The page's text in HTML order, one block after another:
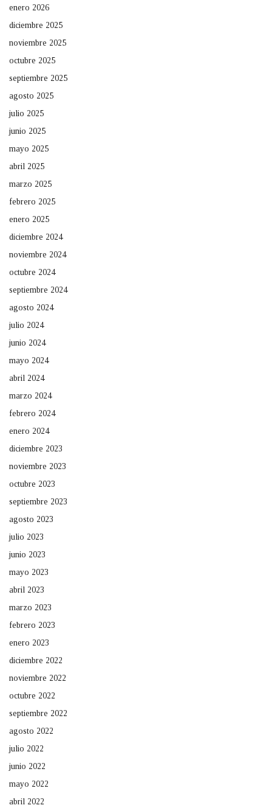
enero 2026
diciembre 2025
noviembre 2025
octubre 2025
septiembre 2025
agosto 2025
julio 2025
junio 2025
mayo 2025
abril 2025
marzo 2025
febrero 2025
enero 2025
diciembre 2024
noviembre 2024
octubre 2024
septiembre 2024
agosto 2024
julio 2024
junio 2024
mayo 2024
abril 2024
marzo 2024
febrero 2024
enero 2024
diciembre 2023
noviembre 2023
octubre 2023
septiembre 2023
agosto 2023
julio 2023
junio 2023
mayo 2023
abril 2023
marzo 2023
febrero 2023
enero 2023
diciembre 2022
noviembre 2022
octubre 2022
septiembre 2022
agosto 2022
julio 2022
junio 2022
mayo 2022
abril 2022